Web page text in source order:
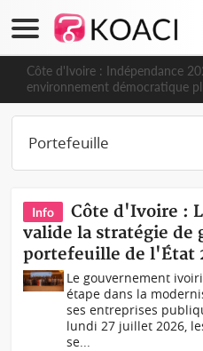
Côte d'Ivoire : Indépendance
environnement démocratique
Info
Côte d'Ivoire :
valide la stratégie de
portefeuille de l'État
Le gouvernement
étape dans la
ses entreprises
lundi 27 juillet 2026,
se...